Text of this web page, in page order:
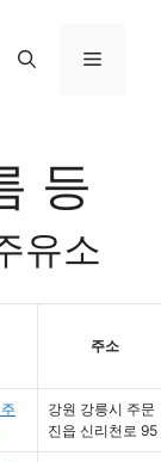
Menu
등
유소
주소
강원 강릉시 주문
진읍 신리천로 95